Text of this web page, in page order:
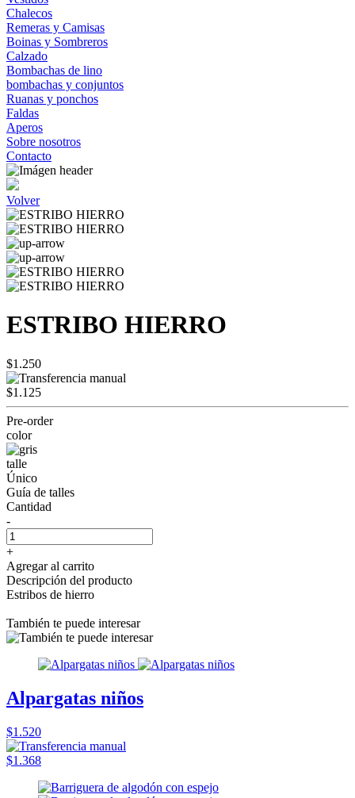
Chalecos
Remeras y Camisas
Boinas y Sombreros
Calzado
Bombachas de lino
bombachas y conjuntos
Ruanas y ponchos
Faldas
Aperos
Sobre nosotros
Contacto
Volver
ESTRIBO HIERRO
$1.250
$1.125
Pre-order
color
talle
Único
Guía de talles
Cantidad
-
+
Agregar al carrito
Descripción del producto
Estribos de hierro
También te puede interesar
Alpargatas niños
$1.520
$1.368